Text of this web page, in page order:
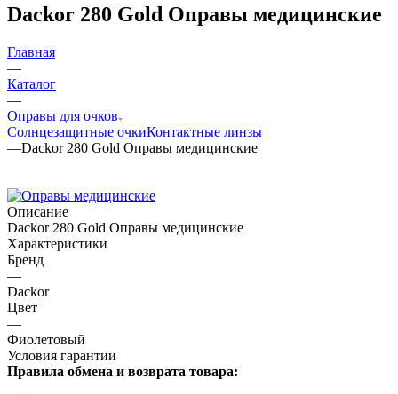
Dackor 280 Gold Оправы медицинские
Главная
—
Каталог
—
Оправы для очков
Солнцезащитные очкиКонтактные линзы
—Dackor 280 Gold Оправы медицинские
Описание
Dackor 280 Gold Оправы медицинские
Характеристики
Бренд
—
Dackor
Цвет
—
Фиолетовый
Условия гарантии
Правила обмена и возврата товара: